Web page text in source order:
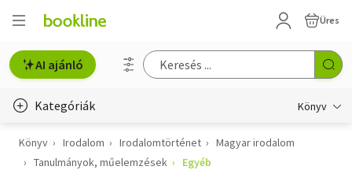
Üres
AI ajánló
Kategóriák Könyv
Életmód, egészség
Könyv Irodalom Irodalomtörténet
Magyar irodalom
Tanulmányok, műelemzések
Egyéb